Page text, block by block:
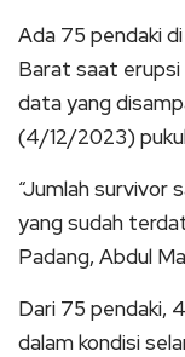
Ada 75 pendaki
Barat saat
data yang
(4/12/2023) pukul
“Jumlah survivor
yang sudah
Padang, Abdul
Dari 75 pendaki,
dalam kondisi